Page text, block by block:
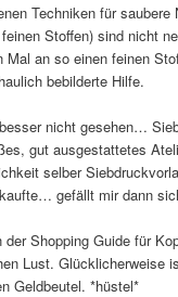
Techniken für saubere
Stoffen) sind nicht
an so einen feinen
bebilderte Hilfe.
nicht gesehen…
gut ausgestattetes
selber
gefällt mir dann
Shopping Guide für
Lust. Glücklicherweise
Geldbeutel. *hüstel*